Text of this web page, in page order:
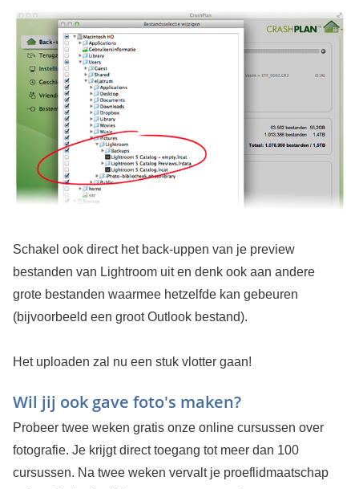
Schakel ook direct het back-uppen van je preview
bestanden van Lightroom uit en denk ook aan andere
grote bestanden waarmee hetzelfde kan gebeuren
(bijvoorbeeld een groot Outlook bestand).
Het uploaden zal nu een stuk vlotter gaan!
Wil jij ook gave foto's maken?
Probeer twee weken gratis onze online cursussen over
fotografie. Je krijgt direct toegang tot meer dan 100
cursussen. Na twee weken vervalt je proeflidmaatschap